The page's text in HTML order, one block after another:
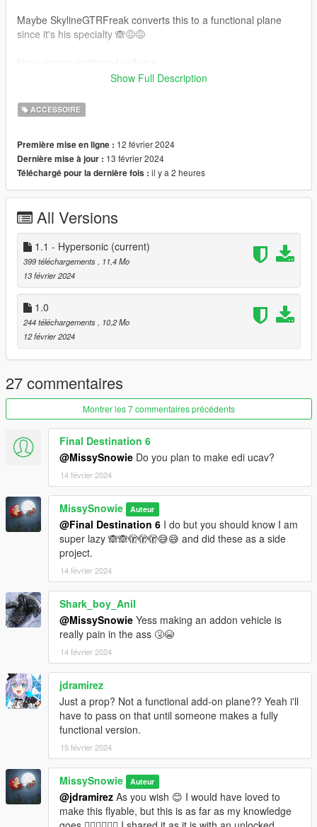
Maybe SkylineGTRFreak converts this to a functional plane
since it's his specialty 🙈😅😅
Spawn names are, FA37_Talon ; FA37_Talon_Hypersonic ;
FA37_Talon_OnGround
Update 1.1
Hypersonic Wing shape model added, Spawn name;
FA37_Talon_Hypersonic
FavoriteProps.xml for easier spawn.
Show Full Description
ACCESSOIRE
Première mise en ligne : 12 février 2024
Dernière mise à jour : 13 février 2024
Téléchargé pour la dernière fois : il y a 2 heures
All Versions
1.1 - Hypersonic (current)
399 téléchargements
, 11,4 Mo
13 février 2024
1.0
244 téléchargements
, 10,2 Mo
12 février 2024
27 commentaires
Montrer les 7 commentaires précédents
Final Destination 6
@MissySnowie Do you plan to make edi ucav?
14 février 2024
MissySnowie Auteur
@Final Destination 6 I do but you should know I am
super lazy 🙈🙈🫣🫣🫣😅😅 and did these as a side
project.
14 février 2024
Shark_boy_Anil
@MissySnowie Yess making an addon vehicle is
really pain in the ass 🤧😭
14 février 2024
jdramirez
Just a prop? Not a functional add-on plane?? Yeah i'll
have to pass on that until someone makes a fully
functional version.
15 février 2024
MissySnowie Auteur
@jdramirez As you wish 😊 I would have loved to
make this flyable, but this is as far as my knowledge